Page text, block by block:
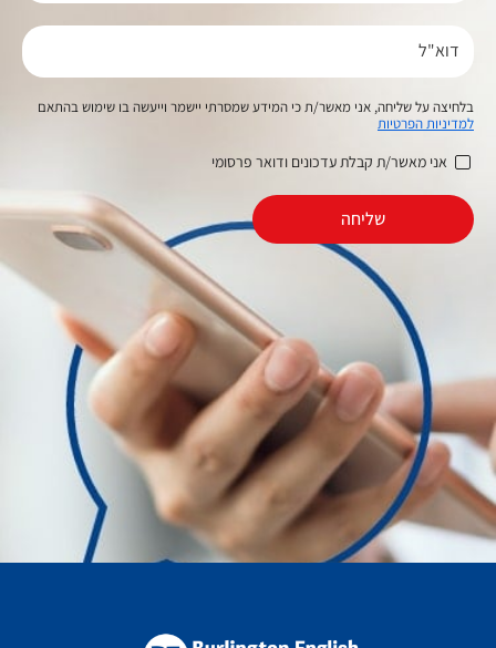
דוא"ל
בלחיצה על שליחה, אני מאשר/ת כי המידע שמסרתי יישמר וייעשה בו שימוש בהתאם
למדיניות הפרטיות
אני מאשר/ת קבלת עדכונים ודואר פרסומי
שליחה